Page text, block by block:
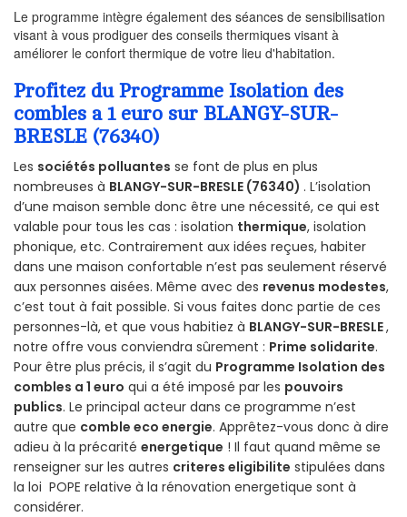
Le programme intègre également des séances de sensibilisation
visant à vous prodiguer des conseils thermiques visant à
améliorer le confort thermique de votre lieu d'habitation.
Profitez du Programme Isolation des
combles a 1 euro sur BLANGY-SUR-
BRESLE (76340)
Les sociétés polluantes se font de plus en plus
nombreuses à BLANGY-SUR-BRESLE (76340) . L’isolation
d’une maison semble donc être une nécessité, ce qui est
valable pour tous les cas : isolation thermique, isolation
phonique, etc. Contrairement aux idées reçues, habiter
dans une maison confortable n’est pas seulement réservé
aux personnes aisées. Même avec des revenus modestes,
c’est tout à fait possible. Si vous faites donc partie de ces
personnes-là, et que vous habitiez à BLANGY-SUR-BRESLE,
notre offre vous conviendra sûrement : Prime solidarite.
Pour être plus précis, il s’agit du Programme Isolation des
combles a 1 euro qui a été imposé par les pouvoirs
publics. Le principal acteur dans ce programme n’est
autre que comble eco energie. Apprêtez-vous donc à dire
adieu à la précarité energetique ! Il faut quand même se
renseigner sur les autres criteres eligibilite stipulées dans
la loi POPE relative à la rénovation energetique sont à
considérer.